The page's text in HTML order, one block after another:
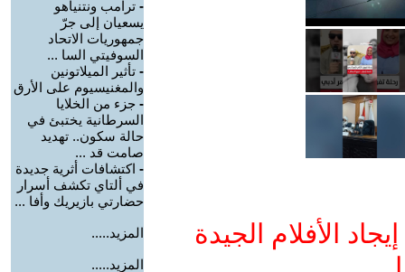
الأفلام الجيدة
- ترامب ونتنياهو
يسعيان إلى جرّ
جمهوريات الاتحاد
السوفيتي السا ...
- تأثير الميلاتونين
والمغنيسيوم على الأرق
- جزء من الخلايا
السرطانية يختبئ في
حالة سكون.. تهديد
صامت قد ...
- اكتشافات أثرية جديدة
في ألتاي تكشف أسرار
حضارتي بازيريك وأفا ...
المزيد.....
المزيد.....